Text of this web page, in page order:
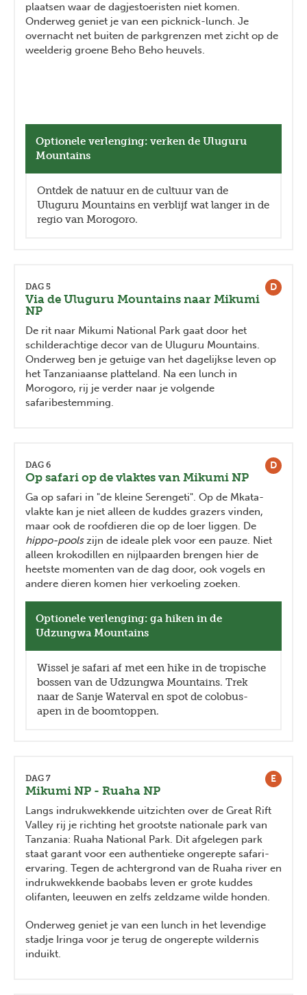
plaatsen waar de dagjestoeristen niet komen.
Onderweg geniet je van een picknick-lunch. Je
overnacht net buiten de parkgrenzen met zicht op de
weelderig groene Beho Beho heuvels.
Optionele verlenging: verken de Uluguru
Mountains
Ontdek de natuur en de cultuur van de
Uluguru Mountains en verblijf wat langer in de
regio van Morogoro.
D
DAG 5
Via de Uluguru Mountains naar Mikumi
NP
De rit naar Mikumi National Park gaat door het
schilderachtige decor van de Uluguru Mountains.
Onderweg ben je getuige van het dagelijkse leven op
het Tanzaniaanse platteland. Na een lunch in
Morogoro, rij je verder naar je volgende
safaribestemming.
D
DAG 6
Op safari op de vlaktes van Mikumi NP
Ga op safari in "de kleine Serengeti". Op de Mkata-
vlakte kan je niet alleen de kuddes grazers vinden,
maar ook de roofdieren die op de loer liggen. De
hippo-poolszijn de ideale plek voor een pauze. Niet
alleen krokodillen en nijlpaarden brengen hier de
heetste momenten van de dag door, ook vogels en
andere dieren komen hier verkoeling zoeken.
Optionele verlenging: ga hiken in de
Udzungwa Mountains
Wissel je safari af met een hike in de tropische
bossen van de Udzungwa Mountains. Trek
naar de Sanje Waterval en spot de colobus-
apen in de boomtoppen.
E
DAG 7
Mikumi NP - Ruaha NP
Langs indrukwekkende uitzichten over de Great Rift
Valley rij je richting het grootste nationale park van
Tanzania: Ruaha National Park. Dit afgelegen park
staat garant voor een authentieke ongerepte safari-
ervaring. Tegen de achtergrond van de Ruaha river en
indrukwekkende baobabs leven er grote kuddes
olifanten, leeuwen en zelfs zeldzame wilde honden.
Onderweg geniet je van een lunch in het levendige
stadje Iringa voor je terug de ongerepte wildernis
induikt.